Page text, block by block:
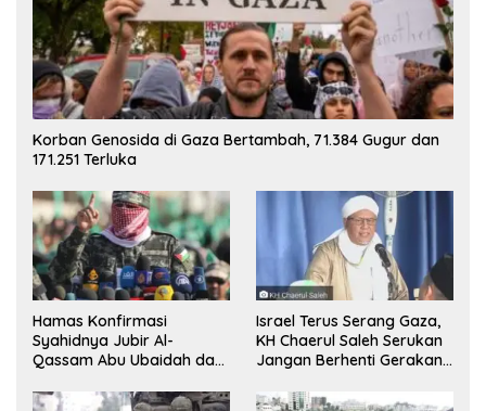
Korban Genosida di Gaza Bertambah, 71.384 Gugur dan
171.251 Terluka
Hamas Konfirmasi
Syahidnya Jubir Al-
Qassam Abu Ubaidah dan
Sinwar
Israel Terus Serang Gaza,
KH Chaerul Saleh Serukan
Jangan Berhenti Gerakan